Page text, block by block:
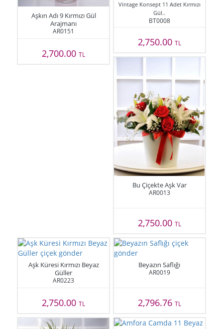
Aşkın Adı 9 Kırmızı Gül
Arajmanı
AR0151
2,700.00TL
Vintage Konsept 11 Adet Kırmızı
Gül..
BT0008
2,750.00 TL
Bu Çiçekte Aşk Var
AR0013
2,750.00 TL
Aşk Küresi Kırmızı Beyaz
Güller
AR0223
2,750.00TL
Beyazın Saflığı
AR0019
2,796.76 TL